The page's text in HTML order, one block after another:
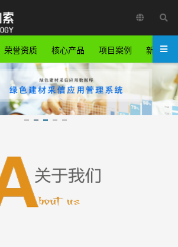
荣誉资质 核心产品 项目案例 新闻中